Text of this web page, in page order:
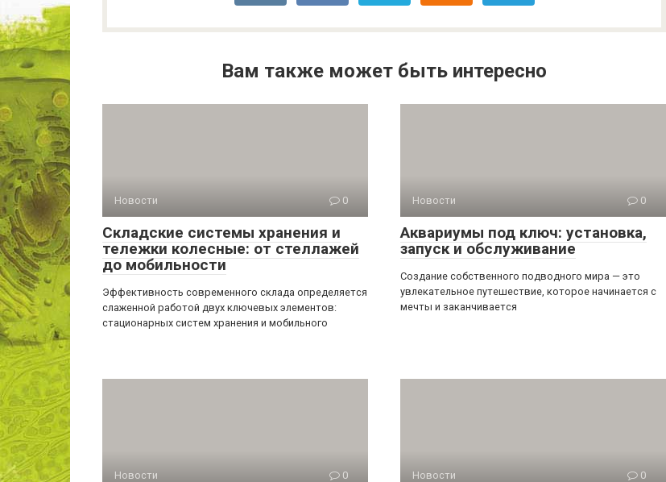
Вам также может быть интересно
Новости 0
Складские системы хранения и
тележки колесные: от стеллажей
до мобильности
Эффективность современного склада определяется
слаженной работой двух ключевых элементов:
стационарных систем хранения и мобильного
Новости 0
Аквариумы под ключ: установка,
запуск и обслуживание
Создание собственного подводного мира — это
увлекательное путешествие, которое начинается с
мечты и заканчивается
Новости 0 Новости 0